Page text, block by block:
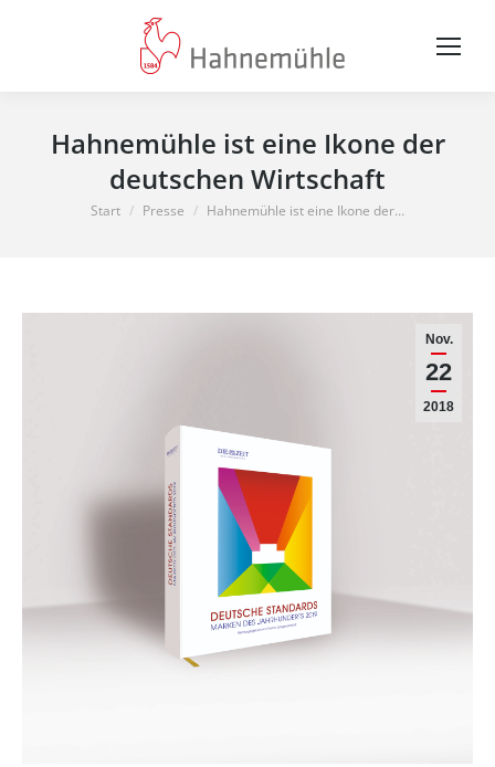
Hahnemühle ist eine Ikone der
deutschen Wirtschaft
Sie befinden sich hier:
Start Presse Hahnemühle ist eine Ikone der…
Nov.
22
2018